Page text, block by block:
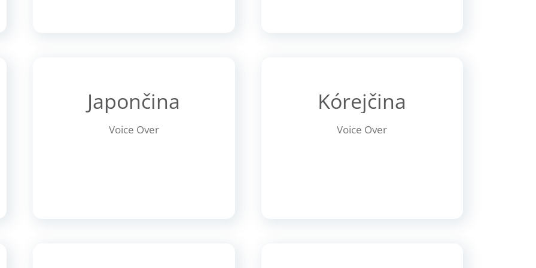
Japončina
Voice Over
Kórejčina
Voice Over